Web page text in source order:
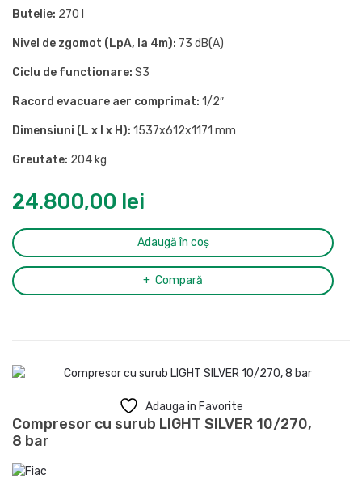
Butelie: 270 l
Nivel de zgomot (LpA, la 4m): 73 dB(A)
Ciclu de functionare: S3
Racord evacuare aer comprimat: 1/2″
Dimensiuni (L x l x H): 1537x612x1171 mm
Greutate: 204 kg
24.800,00 lei
Adaugă în coș
Compară
Adauga in Favorite
Compresor cu surub LIGHT SILVER 10/270,
8 bar